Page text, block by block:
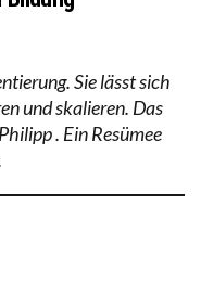
Sie lässt sich
und skalieren. Das
. Ein Resümee